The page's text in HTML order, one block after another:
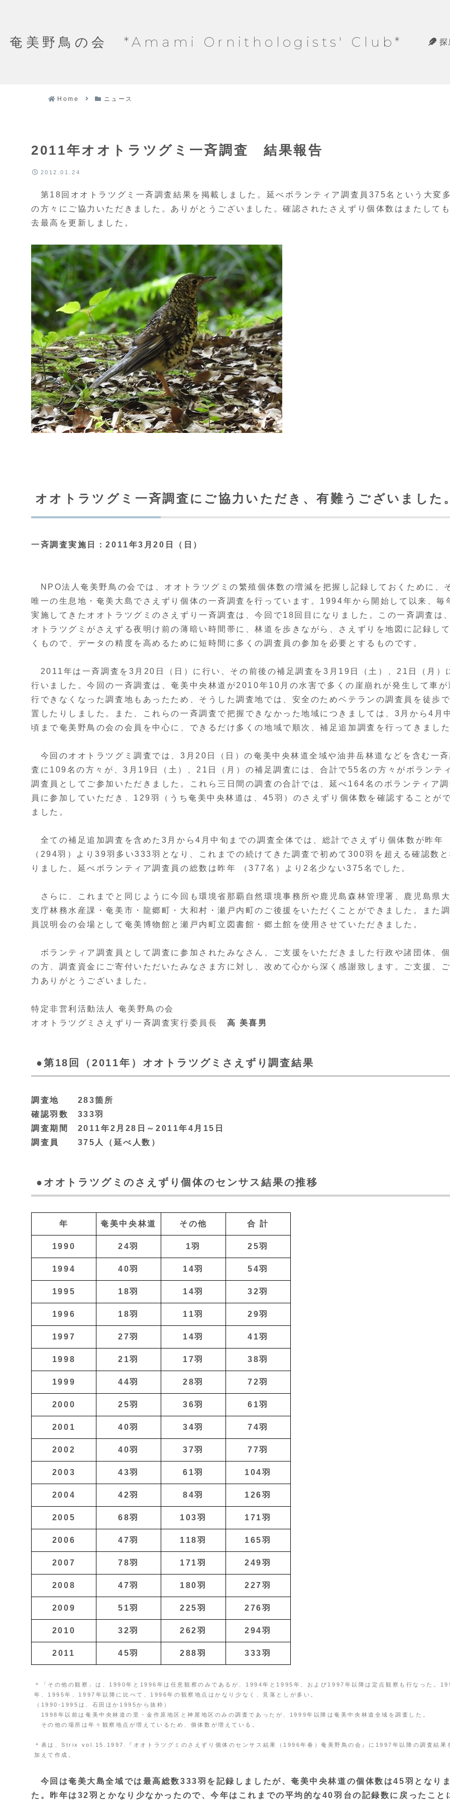
奄美野鳥の会 *Amami Ornithologists' Club* 探
Home ニュース
2011年オオトラツグミ一斉調査 結果報告
2012.01.24
第18回オオトラツグミ一斉調査結果を掲載しました。延べボランティア調査員375名という大変多
の方々にご協力いただきました。ありがとうございました。確認されたさえずり個体数はまたしても
去最高を更新しました。
オオトラツグミ一斉調査にご協力いただき、有難うございました
一斉調査実施日：2011年3月20日（日）
NPO法人奄美野鳥の会では、オオトラツグミの繁殖個体数の増減を把握し記録しておくために、
唯一の生息地・奄美大島でさえずり個体の一斉調査を行っています。1994年から開始して以来、毎
実施してきたオオトラツグミのさえずり一斉調査は、今回で18回目になりました。この一斉調査は
オトラツグミがさえずる夜明け前の薄暗い時間帯に、林道を歩きながら、さえずりを地図に記録し
くもので、データの精度を高めるために短時間に多くの調査員の参加を必要とするものです。
2011年は一斉調査を3月20日（日）に行い、その前後の補足調査を3月19日（土）、21日（月）
行いました。今回の一斉調査は、奄美中央林道が2010年10月の水害で多くの崖崩れが発生して車が
行できなくなった調査地もあったため、そうした調査地では、安全のためベテランの調査員を徒歩
置したりしました。また、これらの一斉調査で把握できなかった地域につきましては、3月から4月
頃まで奄美野鳥の会の会員を中心に、できるだけ多くの地域で順次、補足追加調査を行ってきました
今回のオオトラツグミ調査では、3月20日（日）の奄美中央林道全域や油井岳林道などを含む一斉
査に109名の方々が、3月19日（土）、21日（月）の補足調査には、合計で55名の方々がボランテ
調査員としてご参加いただきました。これら三日間の調査の合計では、延べ164名のボランティア調
員に参加していただき、129羽（うち奄美中央林道は、45羽）のさえずり個体数を確認することが
ました。
全ての補足追加調査を含めた3月から4月中旬までの調査全体では、総計でさえずり個体数が昨年
（294羽）より39羽多い333羽となり、これまでの続けてきた調査で初めて300羽を超える確認数と
りました。延べボランティア調査員の総数は昨年 （377名）より2名少ない375名でした。
さらに、これまでと同じように今回も環境省那覇自然環境事務所や鹿児島森林管理署、鹿児島県
支庁林務水産課・奄美市・龍郷町・大和村・瀬戸内町のご後援をいただくことができました。また
員説明会の会場として奄美博物館と瀬戸内町立図書館・郷土館を使用させていただきました。
ボランティア調査員として調査に参加されたみなさん、ご支援をいただきました行政や諸団体、個
の方、調査資金にご寄付いただいたみなさま方に対し、改めて心から深く感謝致します。ご支援、
力ありがとうございました。
特定非営利活動法人 奄美野鳥の会
オオトラツグミさえずり一斉調査実行委員長 高 美喜男
●第18回（2011年）オオトラツグミさえずり調査結果
調査地 283箇所
確認羽数 333羽
調査期間 2011年2月28日～2011年4月15日
調査員 375人（延べ人数）
●オオトラツグミのさえずり個体のセンサス結果の推移
年 奄美中央林道 その他 合 計
1990 24羽 1羽 25羽
1994 40羽 14羽 54羽
1995 18羽 14羽 32羽
1996 18羽 11羽 29羽
1997 27羽 14羽 41羽
1998 21羽 17羽 38羽
1999 44羽 28羽 72羽
2000 25羽 36羽 61羽
2001 40羽 34羽 74羽
2002 40羽 37羽 77羽
2003 43羽 61羽 104羽
2004 42羽 84羽 126羽
2005 68羽 103羽 171羽
2006 47羽 118羽 165羽
2007 78羽 171羽 249羽
2008 47羽 180羽 227羽
2009 51羽 225羽 276羽
2010 32羽 262羽 294羽
2011 45羽 288羽 333羽
＊「その他の観察」は、1990年と1996年は任意観察のみであるが、1994年と1995年、および1997年以降は定点観察も行なった。
年、1995年、1997年以降に比べて、1996年の観察地点はかなり少なく、見落としが多い。
（1990-1995は、石田ほか1995から抜粋）
1998年以前は奄美中央林道の里・金作原地区と神屋地区のみの調査であったが、1999年以降は奄美中央林道全域を調査した。
その他の場所は年々観察地点が増えているため、個体数が増えている。
＊表は、Strix vol.15.1997.『オオトラツグミのさえずり個体のセンサス結果（1996年春）奄美野鳥の会』に1997年以降の調査結果
加えて作成。
今回は奄美大島全域では最高総数333羽を記録しましたが、奄美中央林道の個体数は45羽となり
た。昨年は32羽とかなり少なかったので、今年はこれまでの平均的な40羽台の記録数に戻ったこと